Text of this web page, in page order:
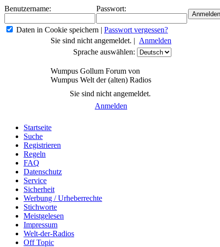
Benutzername: Passwort:
Daten in Cookie speichern | Passwort vergessen?
Sie sind nicht angemeldet. | Anmelden
Sprache auswählen:
Wumpus Gollum Forum von
Wumpus Welt der (alten) Radios
Sie sind nicht angemeldet.
Anmelden
Startseite
Suche
Registrieren
Regeln
FAQ
Datenschutz
Service
Sicherheit
Werbung / Urheberrechte
Stichworte
Meistgelesen
Impressum
Welt-der-Radios
Off Topic